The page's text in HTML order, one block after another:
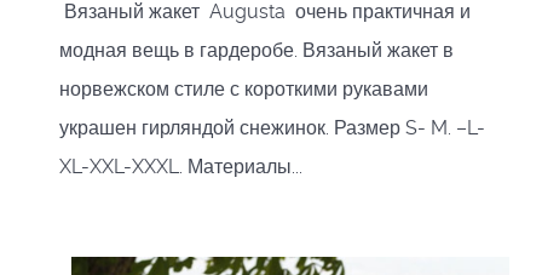
Вязаный жакет Augusta очень практичная и
модная вещь в гардеробе. Вязаный жакет в
норвежском стиле с короткими рукавами
украшен гирляндой снежинок. Размер S- M. –L-
XL-XXL-XXXL. Материалы...